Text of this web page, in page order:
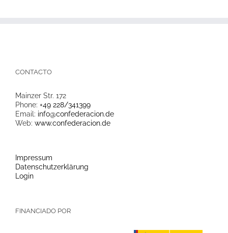
CONTACTO
Mainzer Str. 172
Phone: +49 228/341399
Email: info@confederacion.de
Web: www.confederacion.de
Impressum
Datenschutzerklärung
Login
FINANCIADO POR